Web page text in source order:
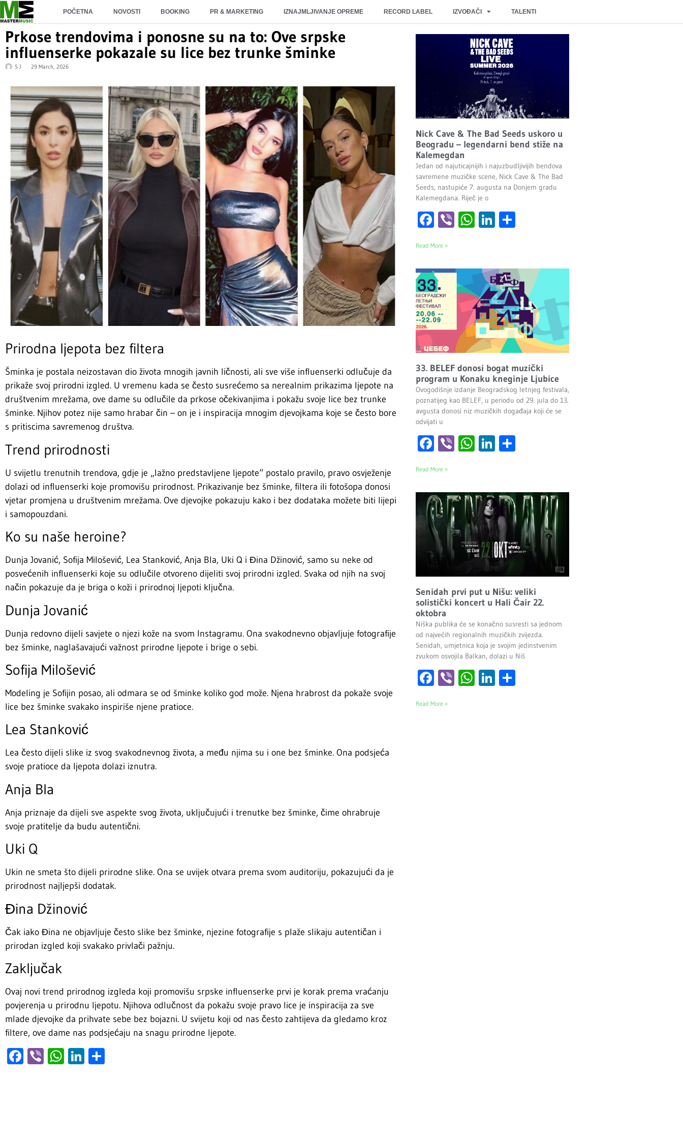
POČETNA NOVOSTI BOOKING PR & MARKETING IZNAJMLJIVANJE OPREME RECORD LABEL IZVOĐAČI TALENTI
Prkose trendovima i ponosne su na to: Ove srpske
influenserke pokazale su lice bez trunke šminke
S J 29 March, 2026
Prirodna ljepota bez filtera
Šminka je postala neizostavan dio života mnogih javnih ličnosti, ali sve više influenserki odlučuje da
prikaže svoj prirodni izgled. U vremenu kada se često susrećemo sa nerealnim prikazima ljepote na
društvenim mrežama, ove dame su odlučile da prkose očekivanjima i pokažu svoje lice bez trunke
šminke. Njihov potez nije samo hrabar čin – on je i inspiracija mnogim djevojkama koje se često bore
s pritiscima savremenog društva.
Trend prirodnosti
U svijetlu trenutnih trendova, gdje je „lažno predstavljene ljepote“ postalo pravilo, pravo osvježenje
dolazi od influenserki koje promovišu prirodnost. Prikazivanje bez šminke, filtera ili fotošopa donosi
vjetar promjena u društvenim mrežama. Ove djevojke pokazuju kako i bez dodataka možete biti lijepi
i samopouzdani.
Ko su naše heroine?
Dunja Jovanić, Sofija Milošević, Lea Stanković, Anja Bla, Uki Q i Đina Džinović, samo su neke od
posvećenih influenserki koje su odlučile otvoreno dijeliti svoj prirodni izgled. Svaka od njih na svoj
način pokazuje da je briga o koži i prirodnoj ljepoti ključna.
Dunja Jovanić
Dunja redovno dijeli savjete o njezi kože na svom Instagramu. Ona svakodnevno objavljuje fotografije
bez šminke, naglašavajući važnost prirodne ljepote i brige o sebi.
Sofija Milošević
Modeling je Sofijin posao, ali odmara se od šminke koliko god može. Njena hrabrost da pokaže svoje
lice bez šminke svakako inspiriše njene pratioce.
Lea Stanković
Lea često dijeli slike iz svog svakodnevnog života, a među njima su i one bez šminke. Ona podsjeća
svoje pratioce da ljepota dolazi iznutra.
Anja Bla
Anja priznaje da dijeli sve aspekte svog života, uključujući i trenutke bez šminke, čime ohrabruje
svoje pratitelje da budu autentični.
Uki Q
Ukin ne smeta što dijeli prirodne slike. Ona se uvijek otvara prema svom auditoriju, pokazujući da je
prirodnost najljepši dodatak.
Đina Džinović
Čak iako Đina ne objavljuje često slike bez šminke, njezine fotografije s plaže slikaju autentičan i
prirodan izgled koji svakako privlači pažnju.
Zaključak
Ovaj novi trend prirodnog izgleda koji promovišu srpske influenserke prvi je korak prema vraćanju
povjerenja u prirodnu ljepotu. Njihova odlučnost da pokažu svoje pravo lice je inspiracija za sve
mlade djevojke da prihvate sebe bez bojazni. U svijetu koji od nas često zahtijeva da gledamo kroz
filtere, ove dame nas podsjećaju na snagu prirodne ljepote.
Facebook
ViberWhatsApp
LinkedIn
Nick Cave & The Bad Seeds uskoro u
Beogradu – legendarni bend stiže na
Kalemegdan
Jedan od najuticajnijih i najuzbudljivijih bendova
savremene muzičke scene, Nick Cave & The Bad
Seeds, nastupiće 7. augusta na Donjem gradu
Kalemegdana. Riječ je o
Facebook
ViberWhatsApp
LinkedIn
Read More »
33. BELEF donosi bogat muzički
program u Konaku kneginje Ljubice
Ovogodišnje izdanje Beogradskog letnjeg festivala,
poznatijeg kao BELEF, u periodu od 29. jula do 13.
avgusta donosi niz muzičkih događaja koji će se
odvijati u
Facebook
ViberWhatsApp
LinkedIn
Read More »
Senidah prvi put u Nišu: veliki
solistički koncert u Hali Čair 22.
oktobra
Niška publika će se konačno susresti sa jednom
od najvećih regionalnih muzičkih zvijezda.
Senidah, umjetnica koja je svojim jedinstvenim
zvukom osvojila Balkan, dolazi u Niš
Facebook
ViberWhatsApp
LinkedIn
Read More »